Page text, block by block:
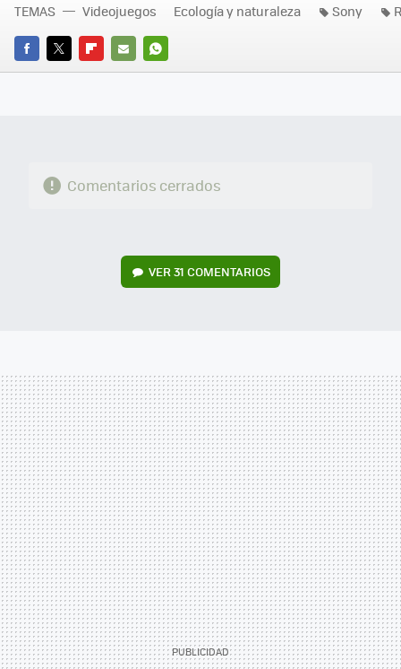
FACEBOOK
TWITTERFLIPBOARD
E-
WHATSAPP
TEMAS Videojuegos Ecología y naturaleza Sony
Comentarios cerrados
VER31 COMENTARIOS